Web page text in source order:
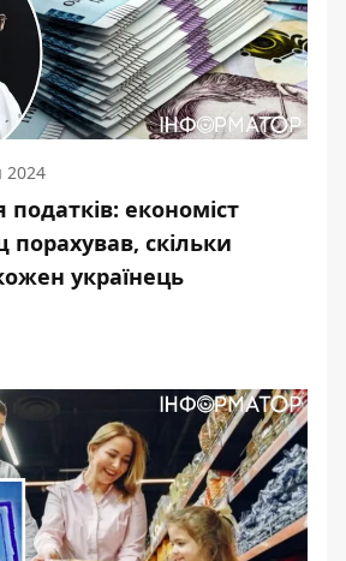
2024
економіст
порахував, скільки
українець